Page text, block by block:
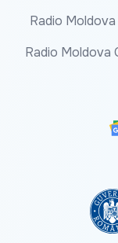
Radio
Radio Moldova